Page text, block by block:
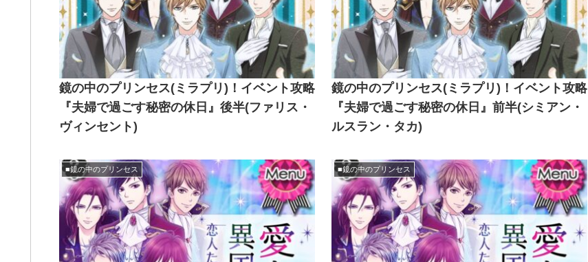
鏡の中のプリンセス(ミラプリ)！イベント攻略
『夫婦で過ごす秘密の休日』後半(ファリス・
ヴィンセント)
鏡の中のプリンセス(ミラプリ)！イベント攻略
『夫婦で過ごす秘密の休日』前半(シミアン・
ルスラン・タカ)
■鏡の中のプリンセス ■鏡の中のプリンセス